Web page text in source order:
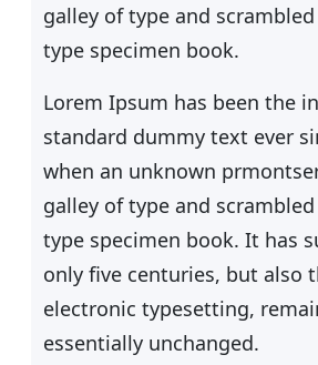
galley of type and
type specimen book.
Lorem Ipsum has been the
standard dummy text ever
when an unknown
galley of type and
type specimen book. It has
only five centuries, but also
electronic typesetting,
essentially unchanged.